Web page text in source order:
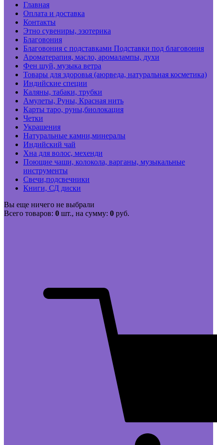
Главная
Оплата и доставка
Контакты
Этно сувениры, эзотерика
Благовония
Благовония с подставками Подставки под благовония
Ароматерапия, масло, аромалампы, духи
Фен шуй, музыка ветра
Товары для здоровья (аюрведа, натуральная косметика)
Индийские специи
Каляны, табаки, трубки
Амулеты, Руны, Красная нить
Карты таро, руны,биолокация
Четки
Украшения
Натуральные камни,минералы
Индийский чай
Хна для волос, мехенди
Поющие чаши, колокола, варганы, музыкальные
инструменты
Свечи,подсвечники
Книги, СД диски
Вы еще ничего не выбрали
Всего товаров: 0 шт., на сумму: 0 руб.